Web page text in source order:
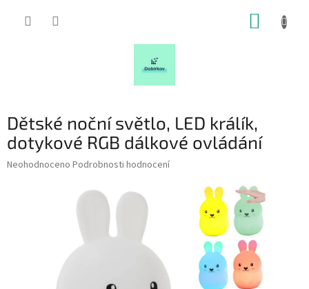
Dětské noční světlo, LED králík,
dotykové RGB dálkové ovládání
Průměrné
Neohodnoceno Podrobnosti hodnocení